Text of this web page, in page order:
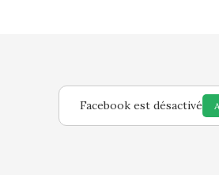
Facebook est désactivé